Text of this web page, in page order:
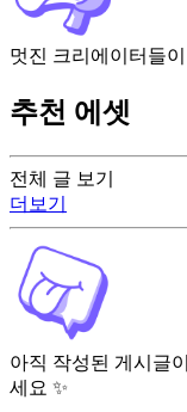
전체 글 보기
더보기
아직 작성된 게시글
세요 ✨
멋진 크리에이터들
추천 에셋